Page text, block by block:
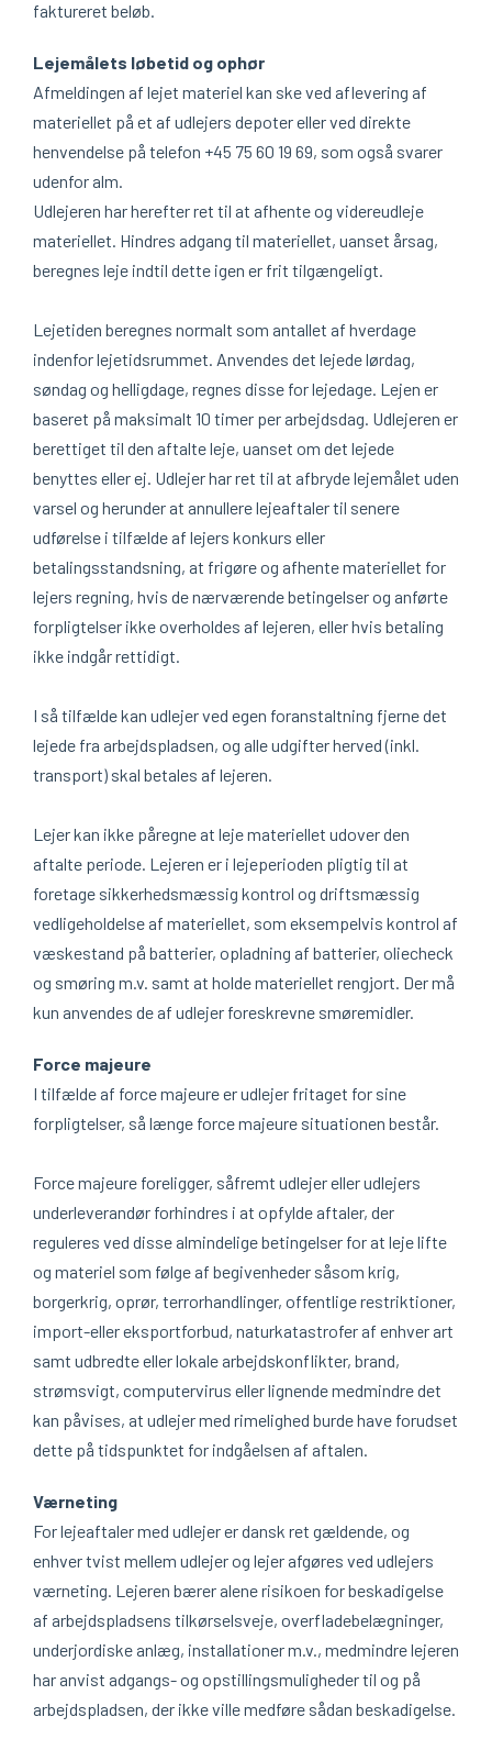
faktureret beløb.
Lejemålets løbetid og ophør
Afmeldingen af lejet materiel kan ske ved aflevering af
materiellet på et af udlejers depoter eller ved direkte
henvendelse på telefon +45 75 60 19 69, som også svarer
udenfor alm.
Udlejeren har herefter ret til at afhente og videreudleje
materiellet. Hindres adgang til materiellet, uanset årsag,
beregnes leje indtil dette igen er frit tilgængeligt.
Lejetiden beregnes normalt som antallet af hverdage
indenfor lejetidsrummet. Anvendes det lejede lørdag,
søndag og helligdage, regnes disse for lejedage. Lejen er
baseret på maksimalt 10 timer per arbejdsdag. Udlejeren er
berettiget til den aftalte leje, uanset om det lejede
benyttes eller ej. Udlejer har ret til at afbryde lejemålet uden
varsel og herunder at annullere lejeaftaler til senere
udførelse i tilfælde af lejers konkurs eller
betalingsstandsning, at frigøre og afhente materiellet for
lejers regning, hvis de nærværende betingelser og anførte
forpligtelser ikke overholdes af lejeren, eller hvis betaling
ikke indgår rettidigt.
I så tilfælde kan udlejer ved egen foranstaltning fjerne det
lejede fra arbejdspladsen, og alle udgifter herved (inkl.
transport) skal betales af lejeren.
Lejer kan ikke påregne at leje materiellet udover den
aftalte periode. Lejeren er i lejeperioden pligtig til at
foretage sikkerhedsmæssig kontrol og driftsmæssig
vedligeholdelse af materiellet, som eksempelvis kontrol af
væskestand på batterier, opladning af batterier, oliecheck
og smøring m.v. samt at holde materiellet rengjort. Der må
kun anvendes de af udlejer foreskrevne smøremidler.
Force majeure
I tilfælde af force majeure er udlejer fritaget for sine
forpligtelser, så længe force majeure situationen består.
Force majeure foreligger, såfremt udlejer eller udlejers
underleverandør forhindres i at opfylde aftaler, der
reguleres ved disse almindelige betingelser for at leje lifte
og materiel som følge af begivenheder såsom krig,
borgerkrig, oprør, terrorhandlinger, offentlige restriktioner,
import-eller eksportforbud, naturkatastrofer af enhver art
samt udbredte eller lokale arbejdskonflikter, brand,
strømsvigt, computervirus eller lignende medmindre det
kan påvises, at udlejer med rimelighed burde have forudset
dette på tidspunktet for indgåelsen af aftalen.
Værneting
For lejeaftaler med udlejer er dansk ret gældende, og
enhver tvist mellem udlejer og lejer afgøres ved udlejers
værneting. Lejeren bærer alene risikoen for beskadigelse
af arbejdspladsens tilkørselsveje, overfladebelægninger,
underjordiske anlæg, installationer m.v., medmindre lejeren
har anvist adgangs- og opstillingsmuligheder til og på
arbejdspladsen, der ikke ville medføre sådan beskadigelse.